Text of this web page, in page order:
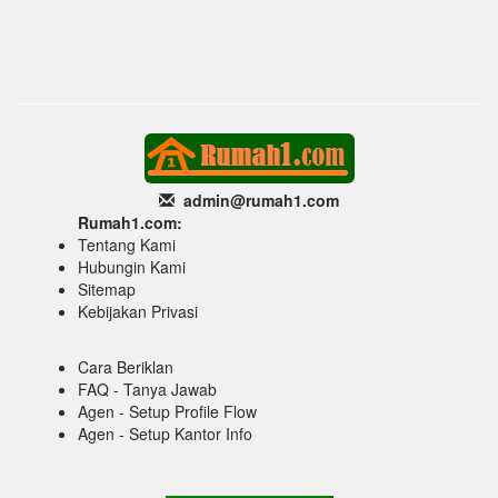
admin@rumah1.com
Rumah1.com:
Tentang Kami
Hubungin Kami
Sitemap
Kebijakan Privasi
Cara Beriklan
FAQ - Tanya Jawab
Agen - Setup Profile Flow
Agen - Setup Kantor Info